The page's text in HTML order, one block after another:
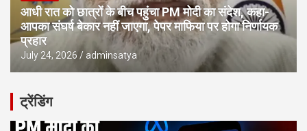
आधी रात को छात्रों के बीच पहुंचा PM मोदी का संदेश, कहा-
आपका संघर्ष बेकार नहीं जाएगा, पेपर माफिया पर होगा निर्णायक
प्रहार
July 24, 2026 adminsatya
ट्रेंडिंग